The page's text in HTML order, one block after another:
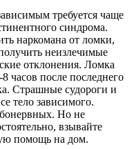
требуется чаще
синдрома.
наркомана от ломки,
неизлечимые
отклонения. Ломка
часов после последнего
Страшные судороги и
тело зависимого.
Но не
взывайте
помощь на дом.